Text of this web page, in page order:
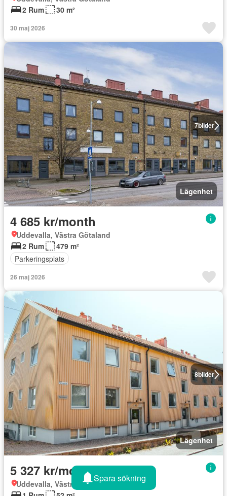
2 Rum
30 m²
30 maj 2026
7bilder
Lägenhet
4 685 kr/month
Uddevalla, Västra Götaland
2 Rum
479 m²
Parkeringsplats
26 maj 2026
8bilder
Lägenhet
5 327 kr/month
Uddevalla, Västra Götaland
Spara sökning